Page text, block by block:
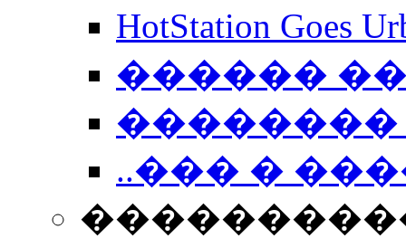
HotStation
������
��������
..��� �
����������